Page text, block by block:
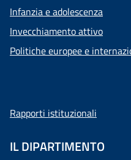
Infanzia e adolescenza
Invecchiamento attivo
Politiche europee e
Rapporti istituzionali
IL DIPARTIMENTO